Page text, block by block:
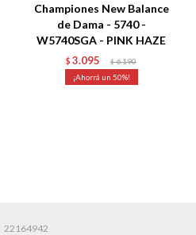
Championes New Balance
de Dama - 5740 -
W5740SGA - PINK HAZE
$ 3.095 $ 6.190
50
22164942